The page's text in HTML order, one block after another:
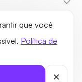
que você
Política de